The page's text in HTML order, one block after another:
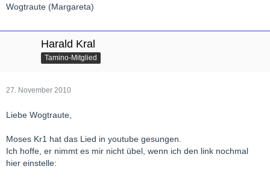
Wogtraute (Margareta)
Harald Kral
Tamino-Mitglied
27. November 2010
Liebe Wogtraute,
Moses Kr1 hat das Lied in youtube gesungen.
Ich hoffe, er nimmt es mir nicht übel, wenn ich den link nochmal
hier einstelle: